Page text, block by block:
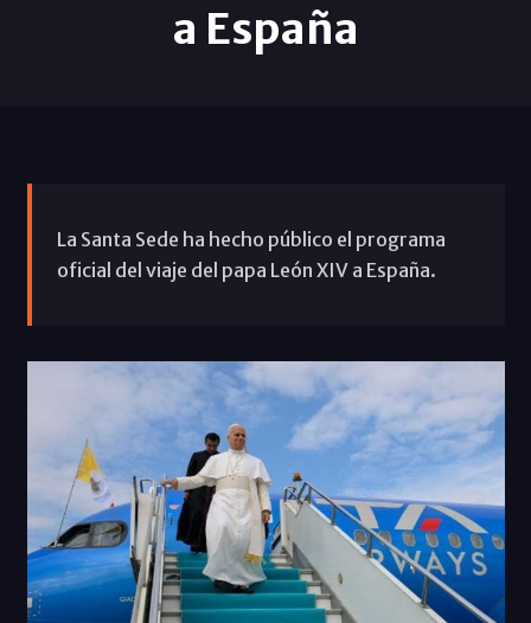
a España
La Santa Sede ha hecho público el programa
oficial del viaje del papa León XIV a España.